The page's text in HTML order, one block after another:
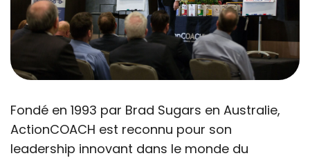
Fondé en 1993 par Brad Sugars en Australie,
ActionCOACH est reconnu pour son
leadership innovant dans le monde du